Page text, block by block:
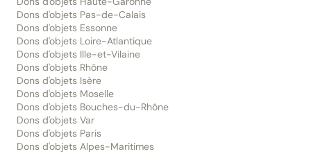
Dons d'objets Pas-de-Calais
Dons d'objets Essonne
Dons d'objets Loire-Atlantique
Dons d'objets Ille-et-Vilaine
Dons d'objets Rhône
Dons d'objets Isère
Dons d'objets Moselle
Dons d'objets Bouches-du-Rhône
Dons d'objets Var
Dons d'objets Paris
Dons d'objets Alpes-Maritimes